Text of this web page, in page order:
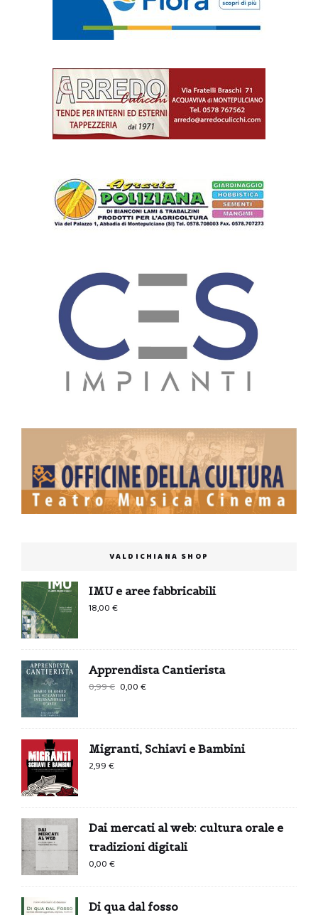
VALDICHIANA SHOP
IMU e aree fabbricabili
18,00€
Apprendista Cantierista
0,99€
era:
0,99 €.
0,00€
è:
0,00 €.
Migranti, Schiavi e Bambini
2,99€
Dai mercati al web: cultura orale e
tradizioni digitali
0,00€
Di qua dal fosso